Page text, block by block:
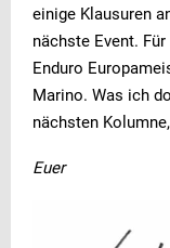
einige Klausuren
nächste Event.
Enduro
Marino. Was ich
nächsten
Euer